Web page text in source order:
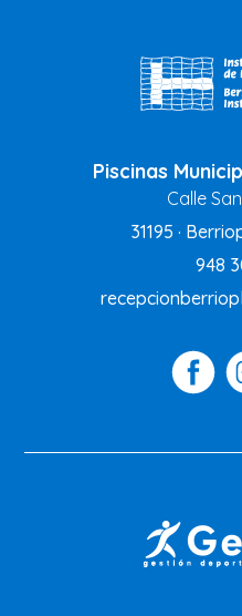
Piscinas
Calle
31195 ·
948